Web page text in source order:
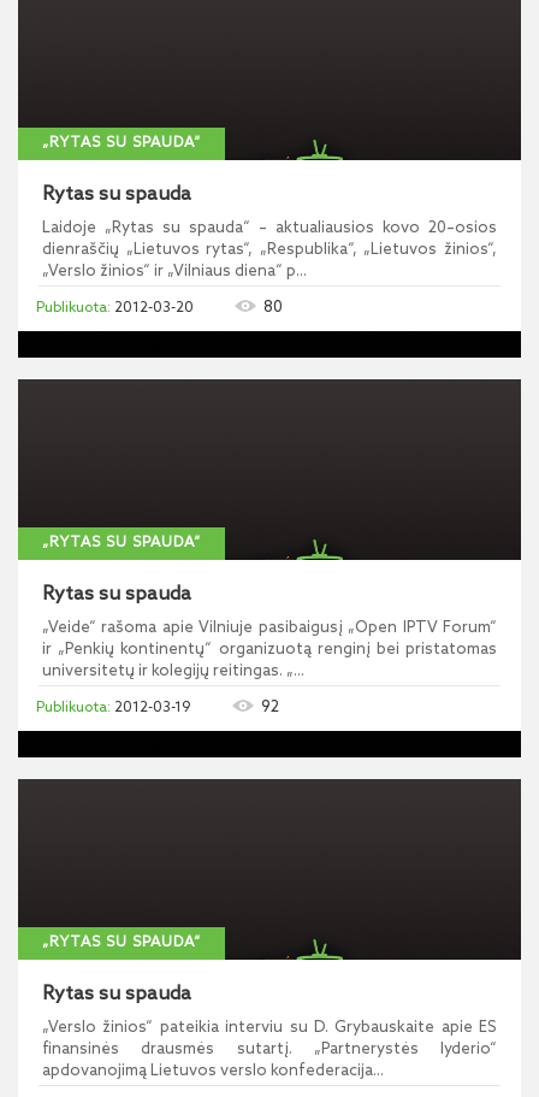
„RYTAS SU SPAUDA“
Rytas su spauda
Laidoje „Rytas su spauda“ – aktualiausios kovo 20–osios
dienraščių „Lietuvos rytas“, „Respublika“, „Lietuvos žinios“,
„Verslo žinios“ ir „Vilniaus diena“ p...
2012-03-20 80
„RYTAS SU SPAUDA“
Rytas su spauda
„Veide“ rašoma apie Vilniuje pasibaigusį „Open IPTV Forum“
ir „Penkių kontinentų“ organizuotą renginį bei pristatomas
universitetų ir kolegijų reitingas. „...
2012-03-19 92
„RYTAS SU SPAUDA“
Rytas su spauda
„Verslo žinios“ pateikia interviu su D. Grybauskaite apie ES
finansinės drausmės sutartį. „Partnerystės lyderio“
apdovanojimą Lietuvos verslo konfederacija...